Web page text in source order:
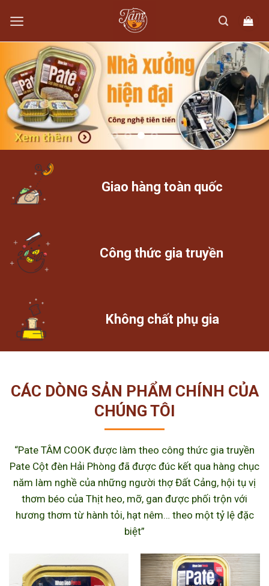
content
Giao hàng toàn quốc
Công thức gia truyền
Không chất phụ gia
CÁC DÒNG SẢN PHẨM CHÍNH CỦA
CHÚNG TÔI
“Pate TÂM COOK được làm theo công thức gia truyền
Pate Cột đèn Hải Phòng đã được đúc kết qua hàng chục
năm làm nghề của những người thợ Đất Cảng, hội tụ vị
thơm béo của Thịt heo, mỡ, gan được phối trộn với
hương thơm từ hành tỏi, hạt nêm… theo một tỷ lệ đặc
biệt”